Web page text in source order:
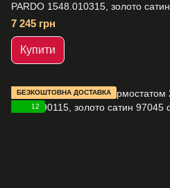
PARDO 1548.010315, золото сатин
7 245 грн
Купити
БЕЗКОШТОВНА ДОСТАВКА
12